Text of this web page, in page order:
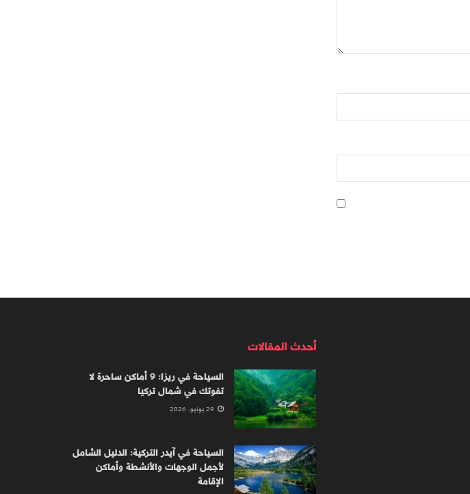
أحدث المقالات
السياحة في ريزا: 9 أماكن ساحرة لا
تفوتك في شمال تركيا
السياحة في آيدر التركية: الدليل الشامل
لأجمل الوجهات والأنشطة وأماكن
الإقامة